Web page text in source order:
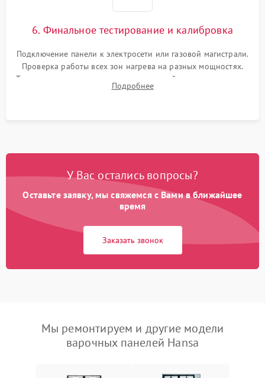
6. Финальное тестирование и калибровка
Подключение панели к электросети или газовой магистрали.
Проверка работы всех зон нагрева на разных мощностях.
Тестирование сенсорного управления, таймера, индикаторов
остаточного тепла и систем защиты от перегрева.
Подробнее
У Вас остались вопросы?
Оставьте заявку, мы свяжемся с Вами в ближайшее
время
Заказать звонок
Мы ремонтируем и другие модели
варочных панелей Hansa